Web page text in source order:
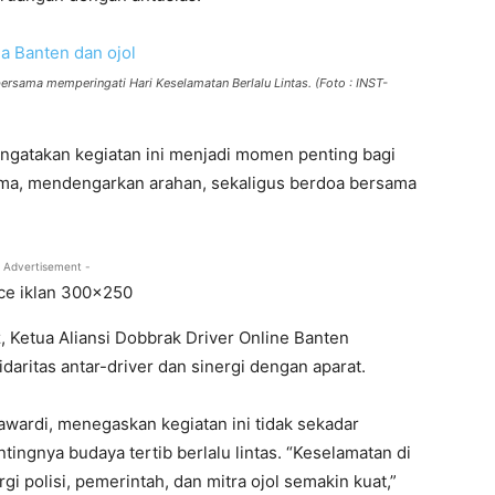
memperingati Hari Keselamatan Berlalu Lintas. (Foto : INST-
kegiatan ini menjadi momen penting bagi
mendengarkan arahan, sekaligus berdoa bersama
-
Aliansi Dobbrak Driver Online Banten
antar-driver dan sinergi dengan aparat.
menegaskan kegiatan ini tidak sekadar
budaya tertib berlalu lintas. “Keselamatan di
polisi, pemerintah, dan mitra ojol semakin kuat,”